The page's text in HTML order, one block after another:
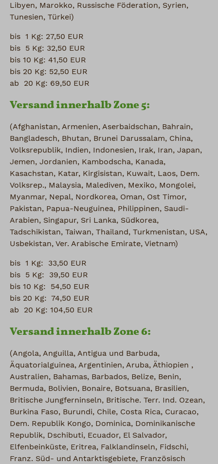
Libyen, Marokko, Russische Föderation, Syrien,
Tunesien, Türkei)
bis 1 Kg: 27,50 EUR
bis 5 Kg: 32,50 EUR
bis 10 Kg: 41,50 EUR
bis 20 Kg: 52,50 EUR
ab 20 Kg: 69,50 EUR
Versand innerhalb Zone 5:
(Afghanistan, Armenien, Aserbaidschan, Bahrain,
Bangladesch, Bhutan, Brunei Darussalam, China,
Volksrepublik, Indien, Indonesien, Irak, Iran, Japan,
Jemen, Jordanien, Kambodscha, Kanada,
Kasachstan, Katar, Kirgisistan, Kuwait, Laos, Dem.
Volksrep., Malaysia, Malediven, Mexiko, Mongolei,
Myanmar, Nepal, Nordkorea, Oman, Ost Timor,
Pakistan, Papua-Neuguinea, Philippinen, Saudi-
Arabien, Singapur, Sri Lanka, Südkorea,
Tadschikistan, Taiwan, Thailand, Turkmenistan, USA,
Usbekistan, Ver. Arabische Emirate, Vietnam)
bis 1 Kg: 33,50 EUR
bis 5 Kg: 39,50 EUR
bis 10 Kg: 54,50 EUR
bis 20 Kg: 74,50 EUR
ab 20 Kg: 104,50 EUR
Versand innerhalb Zone 6:
(Angola, Anguilla, Antigua und Barbuda,
Äquatorialguinea, Argentinien, Aruba, Äthiopien ,
Australien, Bahamas, Barbados, Belize, Benin,
Bermuda, Bolivien, Bonaire, Botsuana, Brasilien,
Britische Jungferninseln, Britische. Terr. Ind. Ozean,
Burkina Faso, Burundi, Chile, Costa Rica, Curacao,
Dem. Republik Kongo, Dominica, Dominikanische
Republik, Dschibuti, Ecuador, El Salvador,
Elfenbeinküste, Eritrea, Falklandinseln, Fidschi,
Franz. Süd- und Antarktisgebiete, Französisch